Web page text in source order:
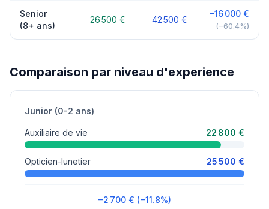
Senior
(8+ ans)
26 500 € 42 500 €
−16 000 €
(−60.4%)
Comparaison par niveau d'experience
Junior (0-2 ans)
Auxiliaire de vie 22 800 €
Opticien-lunetier 25 500 €
−2 700 € (−11.8%)